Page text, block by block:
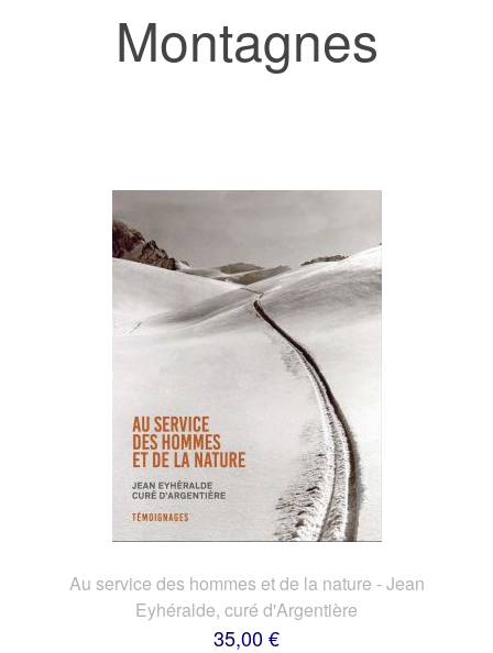
Montagnes
Au service des hommes et de la nature - Jean
Eyhéralde, curé d'Argentière
35,00 €